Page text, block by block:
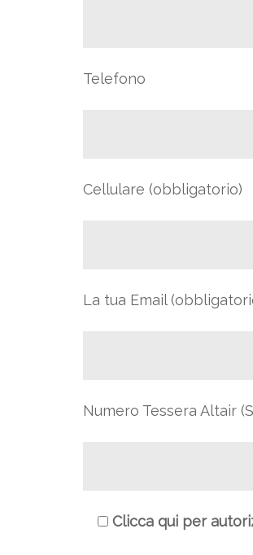
Telefono
Cellulare (obbligatorio)
La tua Email
Numero Tessera Altair
Clicca qui per